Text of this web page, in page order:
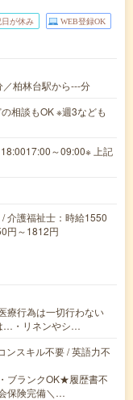
日が休み WEB登録OK
柏林台駅から---分
相談もOK ※週3なども
～09:00※ 上記
介護福祉士：時給1550
円～1812円
療行為は一切行わない
…・リネンやシ…
ンスキル不要 / 英語力不
ブランクOK★履歴書不
保険完備＼…